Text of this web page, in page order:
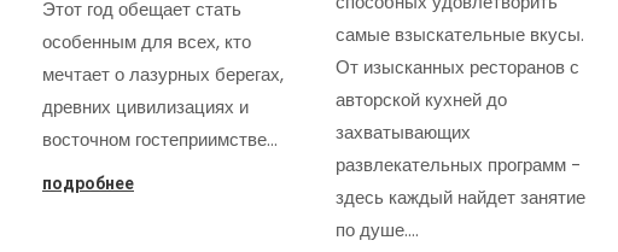
Этот год обещает стать
особенным для всех, кто
мечтает о лазурных берегах,
древних цивилизациях и
восточном гостеприимстве…
подробнее
самые взыскательные вкусы.
От изысканных ресторанов с
авторской кухней до
захватывающих
развлекательных программ -
здесь каждый найдет занятие
по душе.…